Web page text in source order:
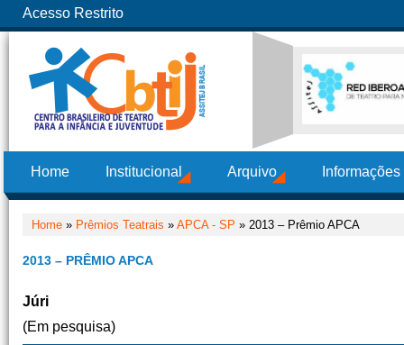
Acesso Restrito
Home Institucional Arquivo
Home » Prêmios Teatrais » APCA - SP » 2013 – Prêmio APCA
2013 – PRÊMIO APCA
Júri
(Em pesquisa)